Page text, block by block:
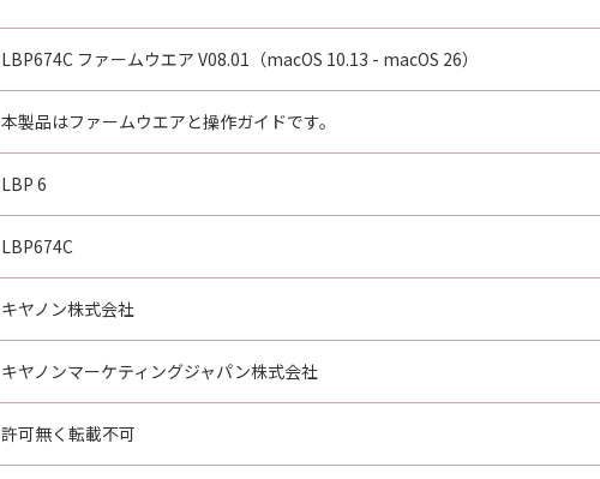
LBP674C ファームウエア V08.01（macOS 10.13 - macOS 26）
本製品はファームウエアと操作ガイドです。
LBP 6
LBP674C
キヤノン株式会社
キヤノンマーケティングジャパン株式会社
許可無く転載不可